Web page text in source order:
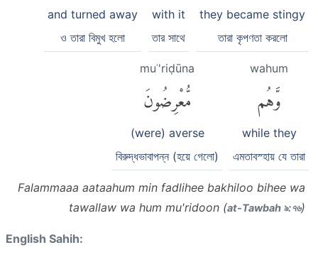
they became stingy
তারা কৃপণতা করলো
with it
তার সাথে
and turned away
ও তারা বিমুখ হলো
wahum
وَّهُم
while they
এমতাবস্হায় যে তারা
muʿ'riḍūna
مُّعْرِضُونَ
(were) averse
বিরুদ্ধভাবাপন্ন (হয়ে গেলো)
Falammaaa aataahum min fadlihee bakhiloo bihee wa
tawallaw wa hum mu'ridoon (at-Tawbah ৯:৭৬)
English Sahih: